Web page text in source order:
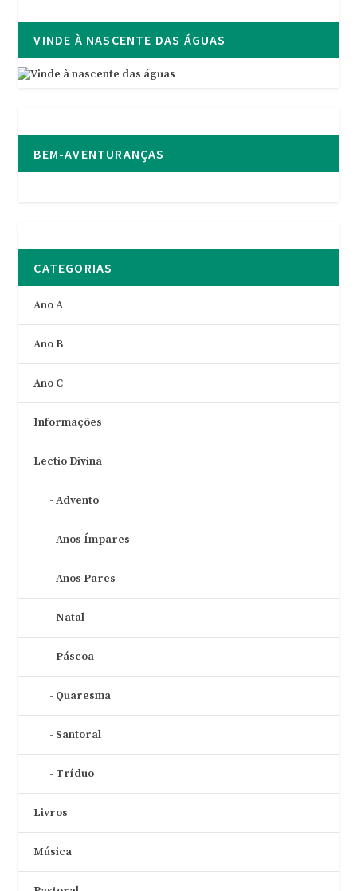
VINDE À NASCENTE DAS ÁGUAS
BEM-AVENTURANÇAS
CATEGORIAS
Ano A
Ano B
Ano C
Informações
Lectio Divina
Advento
Anos Ímpares
Anos Pares
Natal
Páscoa
Quaresma
Santoral
Tríduo
Livros
Música